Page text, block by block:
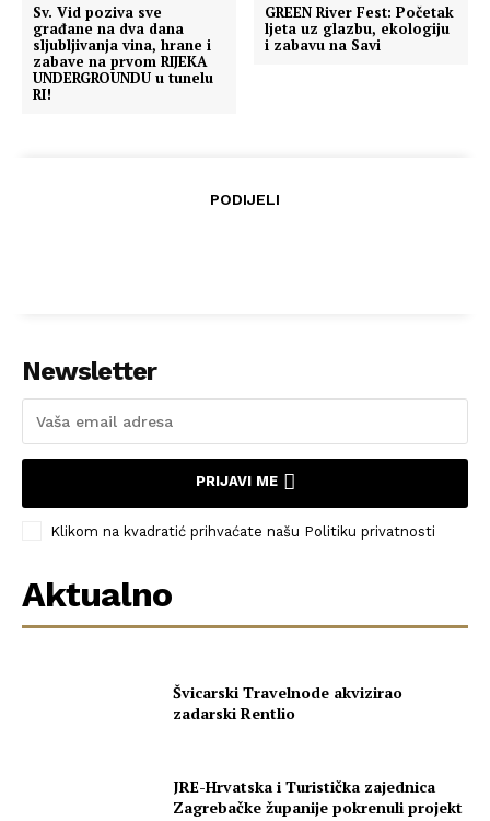
Sv. Vid poziva sve
građane na dva dana
sljubljivanja vina, hrane i
zabave na prvom RIJEKA
UNDERGROUNDU u tunelu
RI!
GREEN River Fest: Početak
ljeta uz glazbu, ekologiju
i zabavu na Savi
PODIJELI
Newsletter
PRIJAVI ME
Klikom na kvadratić prihvaćate našu Politiku privatnosti
Aktualno
Švicarski Travelnode akvizirao
zadarski Rentlio
JRE-Hrvatska i Turistička zajednica
Zagrebačke županije pokrenuli projekt